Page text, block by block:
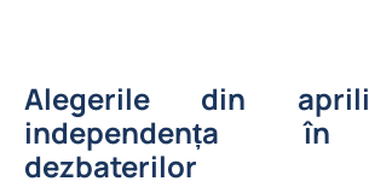
Alegerile din
independența
dezbaterilor